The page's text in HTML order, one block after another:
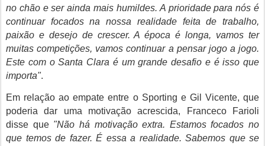
no chão e ser ainda mais humildes. A prioridade para nós é
continuar focados na nossa realidade feita de trabalho,
paixão e desejo de crescer. A época é longa, vamos ter
muitas competições, vamos continuar a pensar jogo a jogo.
Este com o Santa Clara é um grande desafio e é isso que
importa".
Em relação ao empate entre o Sporting e Gil Vicente, que
poderia dar uma motivação acrescida, Franceco Farioli
disse que "Não há motivação extra. Estamos focados no
que temos de fazer. É essa a realidade. Sabemos que se